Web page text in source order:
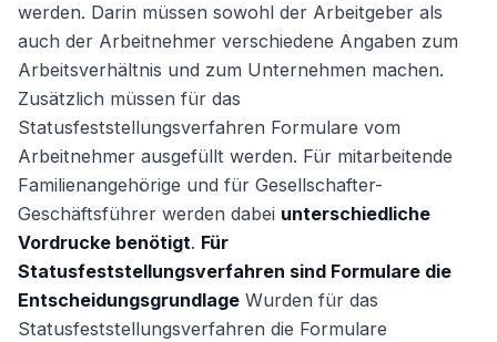
werden. Darin müssen sowohl der Arbeitgeber als
auch der Arbeitnehmer verschiedene Angaben zum
Arbeitsverhältnis und zum Unternehmen machen.
Zusätzlich müssen für das
Statusfeststellungsverfahren Formulare vom
Arbeitnehmer ausgefüllt werden. Für mitarbeitende
Familienangehörige und für Gesellschafter-
Geschäftsführer werden dabei unterschiedliche
Vordrucke benötigt. Für
Statusfeststellungsverfahren sind Formulare die
Entscheidungsgrundlage Wurden für das
Statusfeststellungsverfahren die Formulare